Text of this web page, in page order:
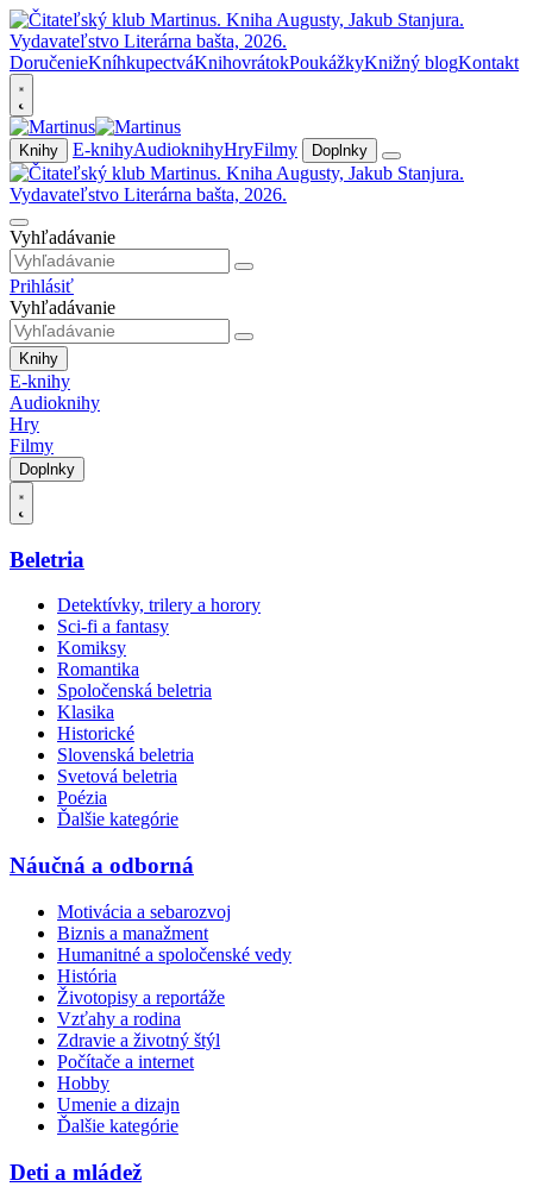
DoručenieKníhkupectváKnihovrátokPoukážkyKnižný blogKontakt
Knihy E-knihyAudioknihyHryFilmy Doplnky
Vyhľadávanie
Prihlásiť
Vyhľadávanie
Knihy
E-knihy
Audioknihy
Hry
Filmy
Doplnky
Beletria
Detektívky, trilery a horory
Sci-fi a fantasy
Komiksy
Romantika
Spoločenská beletria
Klasika
Historické
Slovenská beletria
Svetová beletria
Poézia
Ďalšie kategórie
Náučná a odborná
Motivácia a sebarozvoj
Biznis a manažment
Humanitné a spoločenské vedy
História
Životopisy a reportáže
Vzťahy a rodina
Zdravie a životný štýl
Počítače a internet
Hobby
Umenie a dizajn
Ďalšie kategórie
Deti a mládež